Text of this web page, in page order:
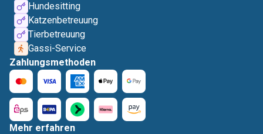
Hundesitting
Katzenbetreuung
Tierbetreuung
Gassi-Service
Zahlungsmethoden
Mehr erfahren